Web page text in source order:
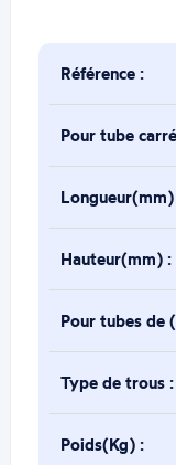
Référence :
Pour tube carré
de(mm) :
Hauteur(mm) :
Pour tubes de
Type de trous :
Poids(Kg) :